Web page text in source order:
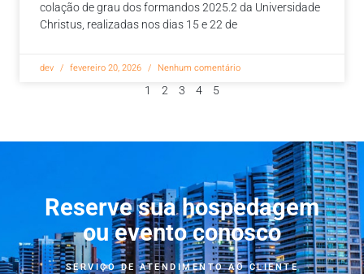
colação de grau dos formandos 2025.2 da Universidade
Christus, realizadas nos dias 15 e 22 de
dev fevereiro 20, 2026 Nenhum comentário
1 2 3 4 5
Reserve sua hospedagem
ou evento conosco
SERVIÇO DE ATENDIMENTO AO CLIENTE